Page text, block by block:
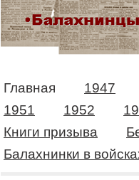
Главная 1947
1951
1952
Книги призыва
Балахнинки в